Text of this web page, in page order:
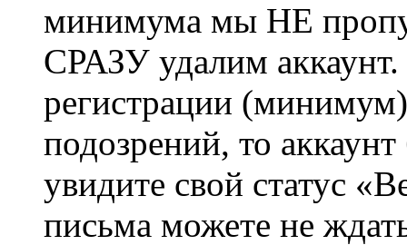
минимума мы НЕ
СРАЗУ удалим
регистрации
подозрений, то
увидите свой статус
письма можете не